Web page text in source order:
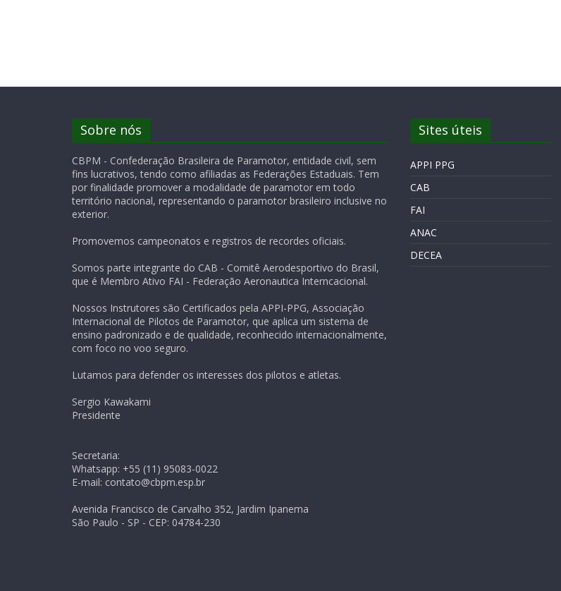
Sobre nós
CBPM - Confederação Brasileira de Paramotor, entidade civil, sem
fins lucrativos, tendo como afiliadas as Federações Estaduais. Tem
por finalidade promover a modalidade de paramotor em todo
território nacional, representando o paramotor brasileiro inclusive no
exterior.
Promovemos campeonatos e registros de recordes oficiais.
Somos parte integrante do CAB - Comitê Aerodesportivo do Brasil,
que é Membro Ativo FAI - Federação Aeronautica Interncacional.
Nossos Instrutores são Certificados pela APPI-PPG, Associação
Internacional de Pilotos de Paramotor, que aplica um sistema de
ensino padronizado e de qualidade, reconhecido internacionalmente,
com foco no voo seguro.
Lutamos para defender os interesses dos pilotos e atletas.
Sergio Kawakami
Presidente
Secretaria:
Whatsapp: +55 (11) 95083-0022
E-mail: contato@cbpm.esp.br
Avenida Francisco de Carvalho 352, Jardim Ipanema
São Paulo - SP - CEP: 04784-230
Sites úteis
APPI PPG
CAB
FAI
ANAC
DECEA